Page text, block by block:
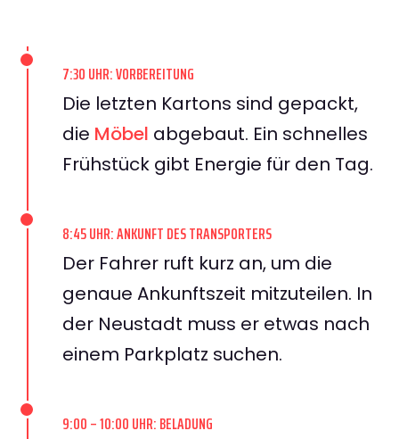
7:30 UHR: VORBEREITUNG
Die letzten Kartons sind gepackt,
die Möbel abgebaut. Ein schnelles
Frühstück gibt Energie für den Tag.
8:45 UHR: ANKUNFT DES TRANSPORTERS
Der Fahrer ruft kurz an, um die
genaue Ankunftszeit mitzuteilen. In
der Neustadt muss er etwas nach
einem Parkplatz suchen.
9:00 – 10:00 UHR: BELADUNG